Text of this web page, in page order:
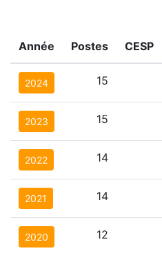
Année Postes CESP
2024 15
2023 15
2022 14
2021 14
2020 12